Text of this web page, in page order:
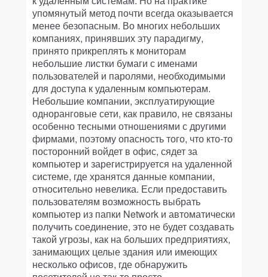
упомянутый метод почти всегда оказывается
менее безопасным. Во многих небольших
компаниях, принявших эту парадигму,
принято прикреплять к мониторам
небольшие листки бумаги с именами
пользователей и паролями, необходимыми
для доступа к удаленным компьютерам.
Небольшие компании, эксплуатирующие
одноранговые сети, как правило, не связаны
особенно тесными отношениями с другими
фирмами, поэтому опасность того, что кто-то
посторонний войдет в офис, сядет за
компьютер и зарегистрируется на удаленной
системе, где хранятся данные компании,
относительно невелика. Если предоставить
пользователям возможность выбрать
компьютер из папки Network и автоматически
получить соединение, это не будет создавать
такой угрозы, как на больших предприятиях,
занимающих целые здания или имеющих
несколько офисов, где обнаружить